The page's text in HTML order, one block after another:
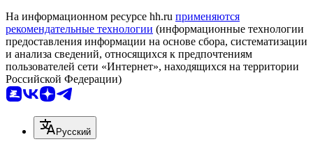
На информационном ресурсе hh.ru применяются
рекомендательные технологии (информационные технологии
предоставления информации на основе сбора, систематизации
и анализа сведений, относящихся к предпочтениям
пользователей сети «Интернет», находящихся на территории
Российской Федерации)
Русский